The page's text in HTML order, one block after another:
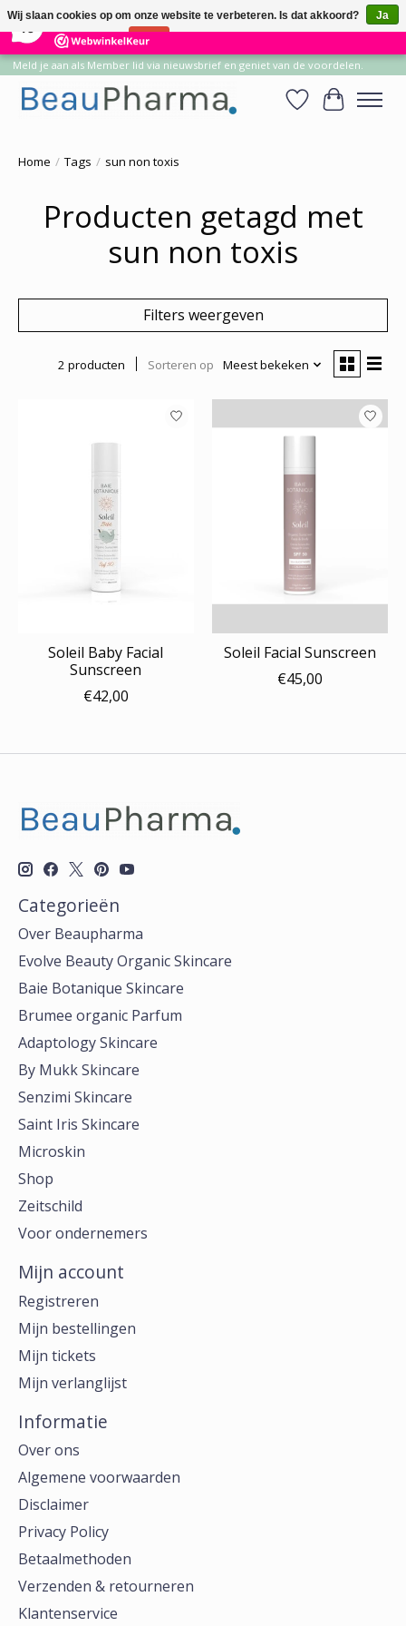
14 Reviews ×
Meld je aan als Member lid via nieuwsbrief en geniet van de voordelen.
Verlanglijst
Home / Tags / sun non toxis
Producten getagd met
sun non toxis
Filters weergeven
2 producten Sorteren op Meest bekeken
Soleil Baby Facial
Sunscreen
€42,00
Soleil Facial Sunscreen
€45,00
Categorieën
Over Beaupharma
Evolve Beauty Organic Skincare
Baie Botanique Skincare
Brumee organic Parfum
Adaptology Skincare
By Mukk Skincare
Senzimi Skincare
Saint Iris Skincare
Microskin
Shop
Zeitschild
Voor ondernemers
Mijn account
Registreren
Mijn bestellingen
Mijn tickets
Mijn verlanglijst
Informatie
Over ons
Algemene voorwaarden
Disclaimer
Privacy Policy
Betaalmethoden
Verzenden & retourneren
Klantenservice
Wij slaan cookies op om onze website te verbeteren. Is dat akkoord?
Ja
Nee